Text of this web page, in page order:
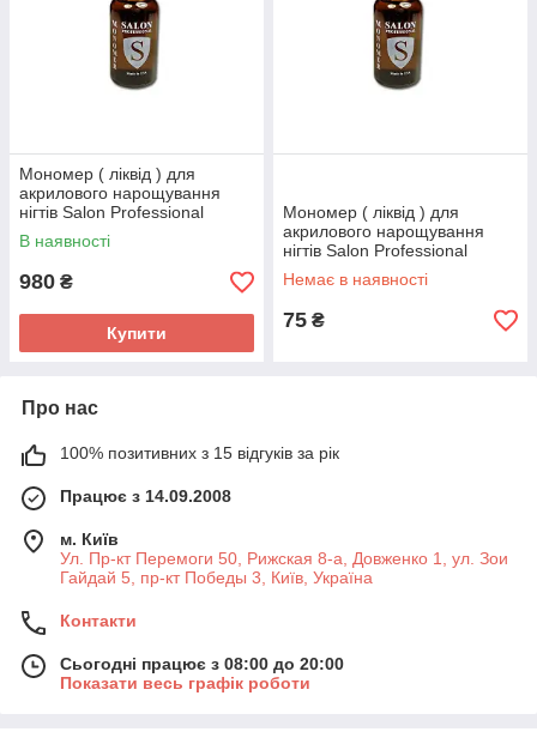
Мономер ( ліквід ) для
акрилового нарощування
нігтів Salon Professional
Standard. 250мл.
В наявності
980 ₴
Купити
Мономер ( ліквід ) для
акрилового нарощування
нігтів Salon Professional
Standard. 30мл.
Немає в наявності
75 ₴
Про нас
100% позитивних з 15 відгуків за рік
Працює з 14.09.2008
м. Київ
Ул. Пр-кт Перемоги 50, Рижская 8-а, Довженко 1, ул. Зои
Гайдай 5, пр-кт Победы 3, Київ, Україна
Контакти
Сьогодні працює з 08:00 до 20:00
Показати весь графік роботи